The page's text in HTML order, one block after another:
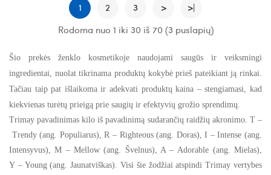
1 2 3 >
>|
Rodoma nuo 1 iki 30 iš 70 (3 puslapių)
Šio prekės ženklo kosmetikoje naudojami saugūs ir veiksmingi
ingredientai, nuolat tikrinama produktų kokybė prieš pateikiant ją rinkai.
Tačiau taip pat išlaikoma ir adekvati produktų kaina –stengiamasi,kad
kiekvienas turėtų prieigą prie saugių ir efektyvių grožio sprendimų.
Trimay pavadinimas kilo iš pavadinimą sudarančių raidžių akronimo. T –
Trendy (ang. Populiarus), R – Righteous (ang. Doras), I – Intense (ang.
Intensyvus), M – Mellow (ang. Švelnus), A – Adorable (ang. Mielas),
Y – Young (ang. Jaunatviškas). Visi šie žodžiai atspindi Trimay vertybes